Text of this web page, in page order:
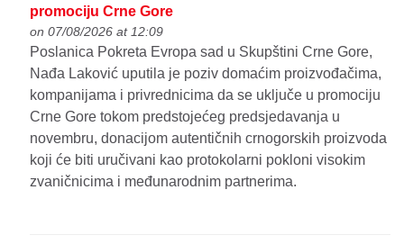
promociju Crne Gore
on 07/08/2026 at 12:09
Poslanica Pokreta Evropa sad u Skupštini Crne Gore,
Nađa Laković uputila je poziv domaćim proizvođačima,
kompanijama i privrednicima da se uključe u promociju
Crne Gore tokom predstojećeg predsjedavanja u
novembru, donacijom autentičnih crnogorskih proizvoda
koji će biti uručivani kao protokolarni pokloni visokim
zvaničnicima i međunarodnim partnerima.